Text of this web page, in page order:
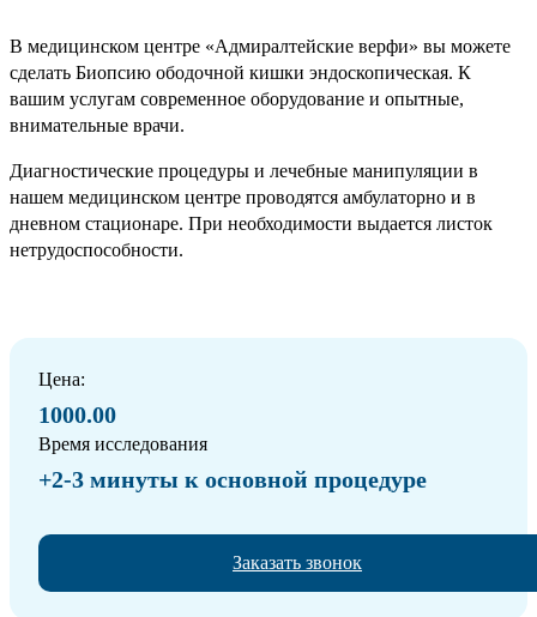
В медицинском центре «Адмиралтейские верфи» вы можете
сделать Биопсию ободочной кишки эндоскопическая. К
вашим услугам современное оборудование и опытные,
внимательные врачи.
Диагностические процедуры и лечебные манипуляции в
нашем медицинском центре проводятся амбулаторно и в
дневном стационаре. При необходимости выдается листок
нетрудоспособности.
Цена:
1000.00
Время исследования
+2-3 минуты к основной процедуре
Заказать звонок